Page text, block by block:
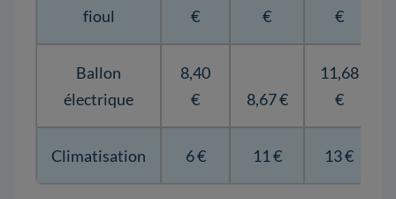
fioul
€
€
€
Ballon
électrique
8,40
€
8,67 €
11,68
€
Climatisation 6 € 11 € 13 €